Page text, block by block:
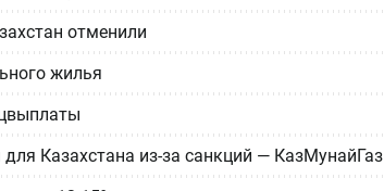
отменили
жилья
Казахстана из-за санкций — КазМунайГаз